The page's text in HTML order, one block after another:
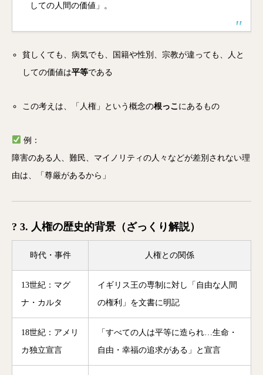
しての人間の価値」。
貧しくても、病気でも、国籍や性別、宗教が違っても、人と
しての価値は平等である
この考えは、「人権」という概念の根っこ にあるもの
例：
障害のある人、難民、マイノリティの人々などが差別されない理
由は、「尊厳があるから」
? 3. 人権の歴史的背景（ざっくり解説）
時代・事件 人権との関係
13世紀：マグ
ナ・カルタ
イギリス王の専制に対し「自由な人間
の権利」を文書に明記
18世紀：アメリ
カ独立宣言
「すべての人は平等に造られ…生命・
自由・幸福の追求がある」と宣言